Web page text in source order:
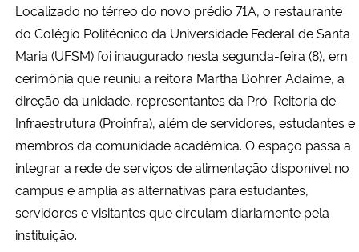
Localizado no térreo do novo prédio 71A, o restaurante
do Colégio Politécnico da Universidade Federal de Santa
Maria (UFSM) foi inaugurado nesta segunda-feira (8), em
cerimônia que reuniu a reitora Martha Bohrer Adaime, a
direção da unidade, representantes da Pró-Reitoria de
Infraestrutura (Proinfra), além de servidores, estudantes e
membros da comunidade acadêmica. O espaço passa a
integrar a rede de serviços de alimentação disponível no
campus e amplia as alternativas para estudantes,
servidores e visitantes que circulam diariamente pela
instituição.